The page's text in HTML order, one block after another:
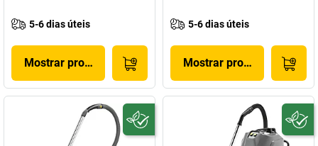
5-6 dias úteis
Mostrar produto
5-6 dias úteis
Mostrar produto